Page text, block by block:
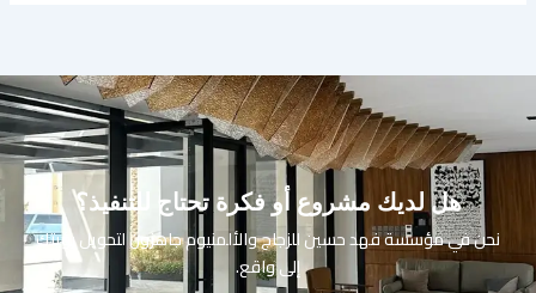
هل لديك مشروع أو فكرة تحتاج للتنفيذ؟
نحن في مؤسسة فهد حسين للزجاج والألمنيوم جاهزون لتحويل رؤيتك
إلى واقع.